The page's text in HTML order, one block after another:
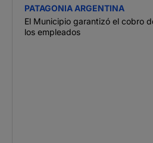
PATAGONIA ARGENTINA
El Municipio garantizó el cobro
los empleados